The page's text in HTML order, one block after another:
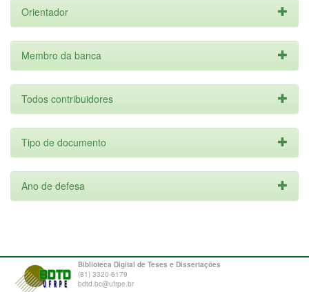
Orientador
Membro da banca
Todos contribuidores
Tipo de documento
Ano de defesa
Biblioteca Digital de Teses e Dissertações
(81) 3320-6179
bdtd.bc@ufrpe.br